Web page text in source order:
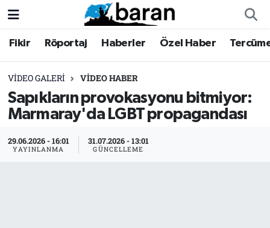
Fikir Röportaj Haberler Özel Haber
VIDEO GALERI VIDEO HABER
Sapıkların provokasyonu bitmiyor:
Marmaray'da LGBT propagandası
29.06.2026 - 16:01
YAYINLANMA
31.07.2026 - 13:01
GÜNCELLEME
Fikir
Röportaj
Haberler
Özel Haber
Fikir
Röportaj
Haberler
Özel Haber
Nöbetçi Eczaneler
Hava Durumu
Trafik Durumu
Süper Lig Puan Durumu ve Fikstür